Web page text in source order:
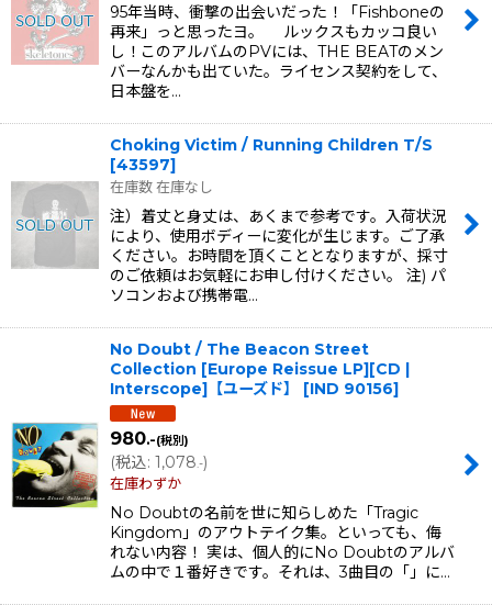
95年当時、衝撃の出会いだった！「Fishboneの
再来」っと思ったヨ。 ルックスもカッコ良い
し！このアルバムのPVには、THE BEATのメン
バーなんかも出ていた。ライセンス契約をして、
日本盤を…
Choking Victim / Running Children T/S
[43597]
在庫数 在庫なし
注）着丈と身丈は、あくまで参考です。入荷状況
により、使用ボディーに変化が生じます。ご了承
ください。お時間を頂くこととなりますが、採寸
のご依頼はお気軽にお申し付けください。 注) パ
ソコンおよび携帯電…
No Doubt / The Beacon Street
Collection [Europe Reissue LP][CD |
Interscope]【ユーズド】
[IND 90156]
980.-(税別)
(税込: 1,078 .-)
在庫わずか
No Doubtの名前を世に知らしめた「Tragic
Kingdom」のアウトテイク集。といっても、侮
れない内容！ 実は、個人的にNo Doubtのアルバ
ムの中で１番好きです。それは、3曲目の「」に…